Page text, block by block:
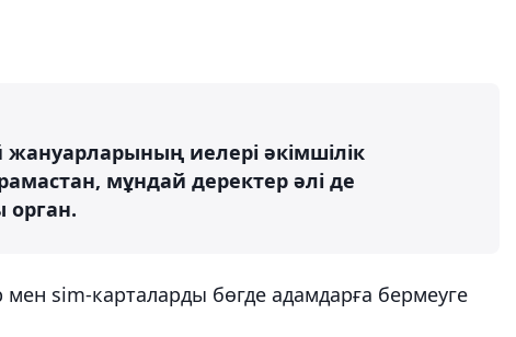
иелері әкімшілік
мұндай деректер әлі де
орган.
мен sim-карталарды бөгде адамдарға бермеуге